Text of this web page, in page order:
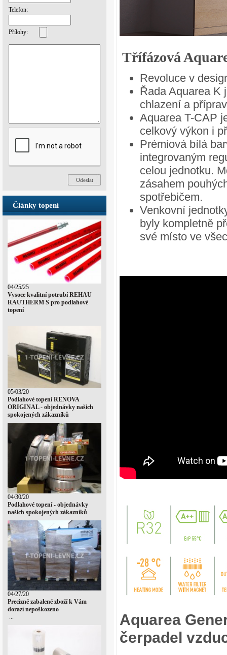
Telefon:
Přílohy:
Články topení
04/25/25
Vysoce kvalitní potrubí REHAU
RAUTHERM S pro podlahové
topení
05/03/20
Podlahové topení RENOVA
ORIGINAL - objednávky našich
spokojených zákazníků
04/30/20
Podlahové topení - objednávky
našich spokojených zákazníků
04/27/20
Precizně zabalené zboží k Vám
dorazí nepoškozeno
...
Třífázová
Revoluce v
Řada Aquarea K
chlazení a
Aquarea T-CAP
celkový výkon i
Prémiová bílá
integrovaným
celou jednotku.
zásahem
spotřebičem.
Venkovní
byly kompletně
své místo ve
Aquarea
čerpadel